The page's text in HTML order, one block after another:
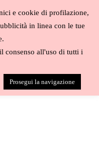
L-M-N-O-P-Q-R-S
-Y-Z-
e cookie di profilazione,
in linea con le tue
consenso all'uso di tutti i
Prosegui la navigazione